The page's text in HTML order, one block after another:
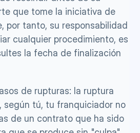
que tome la iniciativa de
por tanto, su responsabilidad
cualquier procedimiento, es
la fecha de finalización
de rupturas: la ruptura
según tú, tu franquiciador no
de un contrato que ha sido